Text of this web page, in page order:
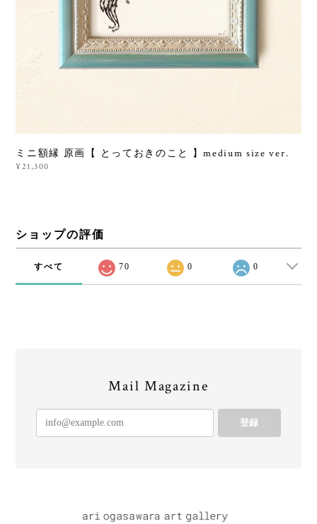
ミニ額縁 原画【 とっておきのこと 】medium size ver.
¥21,300
ショップの評価
すべて 70 0 0
Mail Magazine
登録